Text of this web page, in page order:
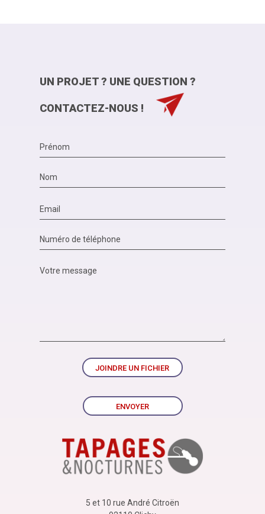
5 et 10 rue André Citroën
UN PROJET ? UNE QUESTION ?
CONTACTEZ-NOUS !
JOINDRE UN FICHIER
ENVOYER